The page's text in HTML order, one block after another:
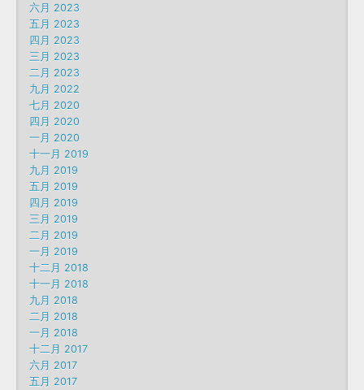
六月 2023
五月 2023
四月 2023
三月 2023
二月 2023
九月 2022
七月 2020
四月 2020
一月 2020
十一月 2019
九月 2019
五月 2019
四月 2019
三月 2019
二月 2019
一月 2019
十二月 2018
十一月 2018
九月 2018
二月 2018
一月 2018
十二月 2017
六月 2017
五月 2017